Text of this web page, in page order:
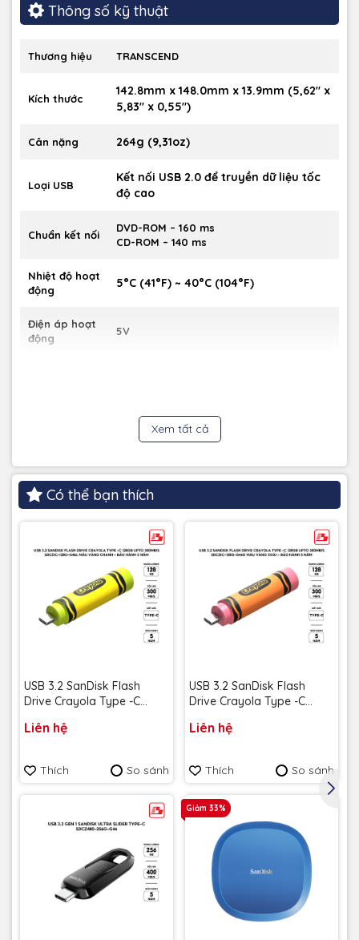
- Tương thích với CD-R / RW, DVD ± R, DVD ± RW, DVD ± R
- Đọc và ghi đĩa lớp kép
- USB powered – Không cần bộ chuyển đổi điện bên ngoài
- Chân đế cao su chống trượt
- Đi kèm phần mềm ghi media tải về miễn phí CyberLink
Media Suite 10 ( Power2Go và MediaShow )
Thông số kỹ thuật
Thương hiệu TRANSCEND
Kích thước
142.8mm x 148.0mm x 13.9mm (5,62″ x
5,83″ x 0,55″)
Cân nặng 264g (9,31oz)
Loại USB
Kết nối USB 2.0 để truyền dữ liệu tốc
độ cao
Chuẩn kết nối
DVD-ROM – 160 ms
CD-ROM – 140 ms
Nhiệt độ hoạt
động
5°C (41°F) ~ 40°C (104°F)
Điện áp hoạt
động
5V
Xem tất cả
Có thể bạn thích
USB 3.2 SanDisk Flash
Drive Crayola Type -C
SDCZIC-128G-G46L màu
năm
Liên hệ
Thích So sánh
USB 3.2 SanDisk Flash
Drive Crayola Type -C
SDCZIC-128G-G46O màu
năm
Liên hệ
Thích So sánh
Giảm 33%